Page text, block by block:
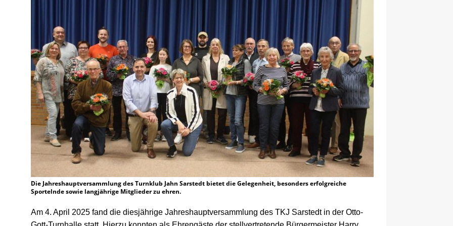
Die Jahreshauptversammlung des Turnklub Jahn Sarstedt bietet die Gelegenheit, besonders erfolgreiche
Sportelnde sowie langjährige Mitglieder zu ehren.
Am 4. April 2025 fand die diesjährige Jahreshauptversammlung des TKJ Sarstedt in der Otto-